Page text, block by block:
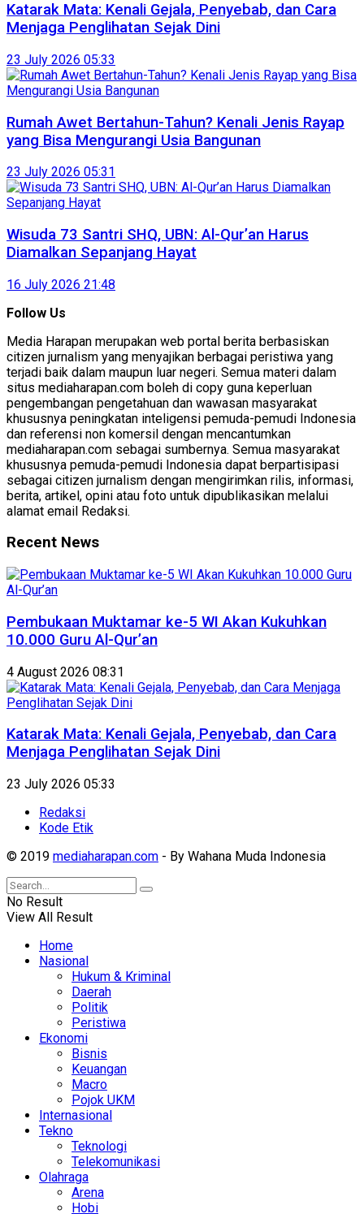
Katarak Mata: Kenali Gejala, Penyebab, dan Cara
Menjaga Penglihatan Sejak Dini
23 July 2026 05:33
Rumah Awet Bertahun-Tahun? Kenali Jenis Rayap
yang Bisa Mengurangi Usia Bangunan
23 July 2026 05:31
Wisuda 73 Santri SHQ, UBN: Al-Qur’an Harus
Diamalkan Sepanjang Hayat
16 July 2026 21:48
Follow Us
Media Harapan merupakan web portal berita berbasiskan
citizen jurnalism yang menyajikan berbagai peristiwa yang
terjadi baik dalam maupun luar negeri. Semua materi dalam
situs mediaharapan.com boleh di copy guna keperluan
pengembangan pengetahuan dan wawasan masyarakat
khususnya peningkatan inteligensi pemuda-pemudi Indonesia
dan referensi non komersil dengan mencantumkan
mediaharapan.com sebagai sumbernya. Semua masyarakat
khususnya pemuda-pemudi Indonesia dapat berpartisipasi
sebagai citizen jurnalism dengan mengirimkan rilis, informasi,
berita, artikel, opini atau foto untuk dipublikasikan melalui
alamat email Redaksi.
Recent News
Pembukaan Muktamar ke-5 WI Akan Kukuhkan
10.000 Guru Al-Qur’an
4 August 2026 08:31
Katarak Mata: Kenali Gejala, Penyebab, dan Cara
Menjaga Penglihatan Sejak Dini
23 July 2026 05:33
Redaksi
Kode Etik
© 2019 mediaharapan.com - By Wahana Muda Indonesia
No Result
View All Result
Home
Nasional
Hukum & Kriminal
Daerah
Politik
Peristiwa
Ekonomi
Bisnis
Keuangan
Macro
Pojok UKM
Internasional
Tekno
Teknologi
Telekomunikasi
Olahraga
Arena
Hobi